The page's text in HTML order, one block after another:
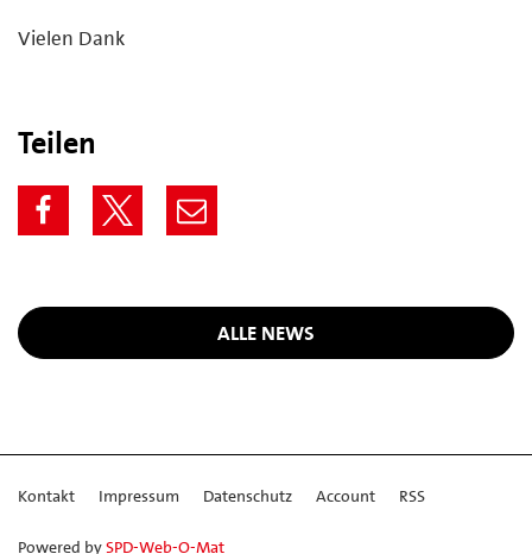
Vielen Dank
Teilen
ALLE NEWS
Kontakt Impressum Datenschutz Account RSS
Powered bySPD-Web-O-Mat